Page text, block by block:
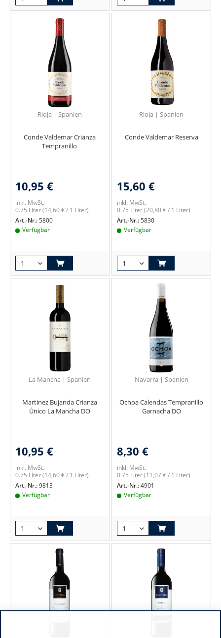
Rioja | Spanien
Conde Valdemar Crianza
Tempranillo
10,95 €
inkl. MwSt.
0.75 Liter(14,60 € / 1 Liter)
Art.-Nr.:5800
Verfügbar
Rioja | Spanien
Conde Valdemar Reserva
15,60 €
inkl. MwSt.
0.75 Liter(20,80 € / 1 Liter)
Art.-Nr.:5830
Verfügbar
La Mancha | Spanien
Martinez Bujanda Crianza
Único La Mancha DO
10,95 €
inkl. MwSt.
0.75 Liter(14,60 € / 1 Liter)
Art.-Nr.:9813
Verfügbar
Navarra | Spanien
Ochoa Calendas Tempranillo
Garnacha DO
8,30 €
inkl. MwSt.
0.75 Liter(11,07 € / 1 Liter)
Art.-Nr.:4901
Verfügbar